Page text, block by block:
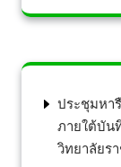
ประชุมหา
ภายใต้บัน
วิทยาลัยร